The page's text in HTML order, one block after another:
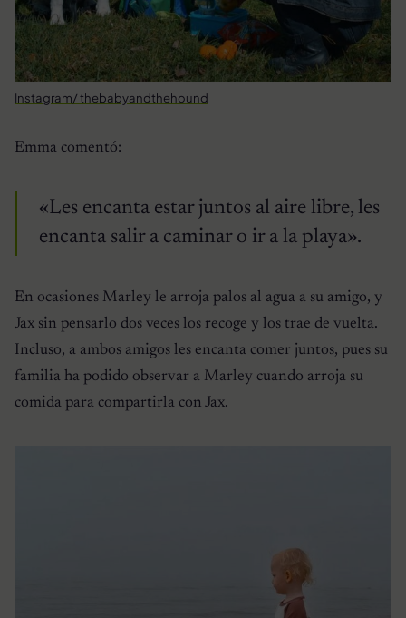
Instagram/ thebabyandthehound
Emma comentó:
«Les encanta estar juntos al aire libre, les
encanta salir a caminar o ir a la playa».
En ocasiones Marley le arroja palos al agua a su amigo, y
Jax sin pensarlo dos veces los recoge y los trae de vuelta.
Incluso, a ambos amigos les encanta comer juntos, pues su
familia ha podido observar a Marley cuando arroja su
comida para compartirla con Jax.